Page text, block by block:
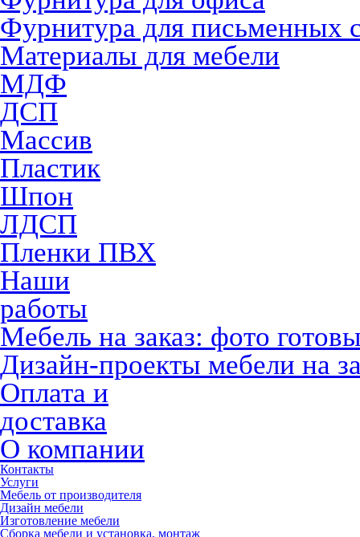
Фурнитура для письменных
Материалы для мебели
МДФ
ДСП
Массив
Пластик
Шпон
ЛДСП
Пленки ПВХ
Наши
работы
Мебель на заказ: фото
Дизайн-проекты мебели на
Оплата и
доставка
О компании
Контакты
Услуги
Мебель от производителя
Дизайн мебели
Изготовление мебели
Сборка мебели и установка, монтаж